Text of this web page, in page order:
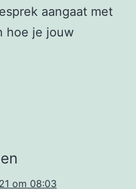
aangaat met
hoe je jouw
om 08:03